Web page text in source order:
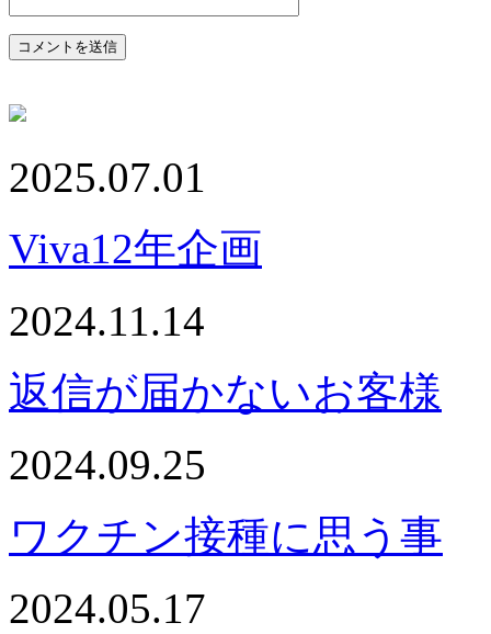
2025.07.01
Viva12年企画
2024.11.14
返信が届かないお客様
2024.09.25
ワクチン接種に思う事
2024.05.17